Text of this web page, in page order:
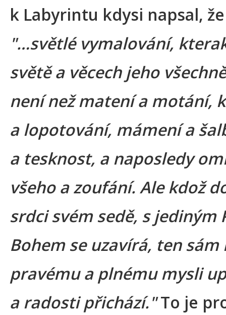
k Labyrintu kdysi napsal,
"…světlé vymalování,
světě a věcech jeho
není než matení a motání,
a lopotování, mámení a
a tesknost, a naposledy
všeho a zoufání. Ale kdož
srdci svém sedě, s jediným
Bohem se uzavírá, ten sám
pravému a plnému mysli
a radosti přichází."To je